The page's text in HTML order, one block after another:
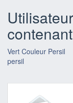
Vert Couleur Persil
persil